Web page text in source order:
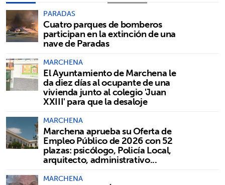
PARADAS
Cuatro parques de bomberos
participan en la extinción de una
nave de Paradas
MARCHENA
El Ayuntamiento de Marchena le
da diez días al ocupante de una
vivienda junto al colegio 'Juan
XXIII' para que la desaloje
MARCHENA
Marchena aprueba su Oferta de
Empleo Público de 2026 con 52
plazas: psicólogo, Policía Local,
arquitecto, administrativo...
MARCHENA